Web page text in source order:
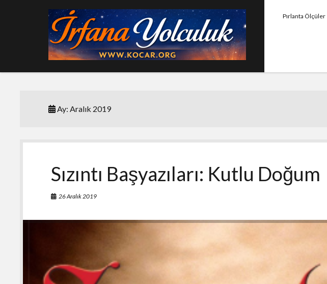
Pırlanta Ölçüler
Ay:Aralık 2019
Sızıntı Başyazıları: Kutlu Doğum
26 Aralık 2019